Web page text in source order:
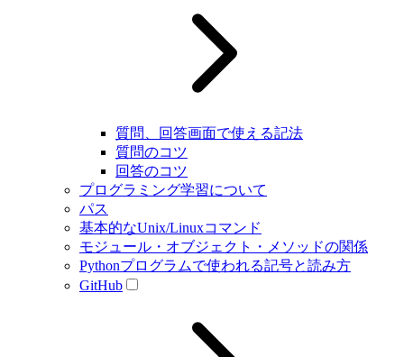
質問、回答画面で使える記法
質問のコツ
回答のコツ
プログラミング学習について
パス
基本的なUnix/Linuxコマンド
モジュール・オブジェクト・メソッドの関係
Pythonプログラムで使われる記号と読み方
GitHub